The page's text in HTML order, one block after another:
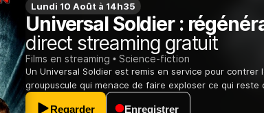
Lundi 10 Août à 14h35
Universal Soldier :
direct streaming gratuit
Films en streaming Science-fiction
Un Universal Soldier est remis en service pour contrer
groupuscule qui menace de faire exploser ce qui reste
Regarder Enregistrer